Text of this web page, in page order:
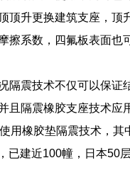
顶升更换建筑支座，顶
擦系数，四氟板表面
隔震技术不仅可以保
且隔震橡胶支座技术
用橡胶垫隔震技术，
已建近100幢，日本50